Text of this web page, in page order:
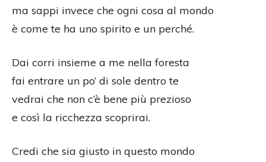
ma sappi invece che ogni cosa al mondo
è come te ha uno spirito e un perché.
Dai corri insieme a me nella foresta
fai entrare un po’ di sole dentro te
vedrai che non c’è bene più prezioso
e così la ricchezza scoprirai.
Credi che sia giusto in questo mondo